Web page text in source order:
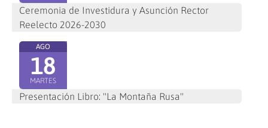
Ceremonia de Investidura y Asunción Rector
Reelecto 2026-2030
AGO
18
MARTES
Presentación Libro: "La Montaña Rusa"